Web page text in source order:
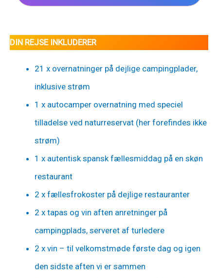
DIN REJSE INKLUDERER
21 x overnatninger på dejlige campingplader,
inklusive strøm
1 x autocamper overnatning med speciel
tilladelse ved naturreservat (her forefindes ikke
strøm)
1 x autentisk spansk fællesmiddag på en skøn
restaurant
2 x fællesfrokoster på dejlige restauranter
2 x tapas og vin aften anretninger på
campingplads, serveret af turledere
2 x vin – til velkomstmøde første dag og igen
den sidste aften vi er sammen